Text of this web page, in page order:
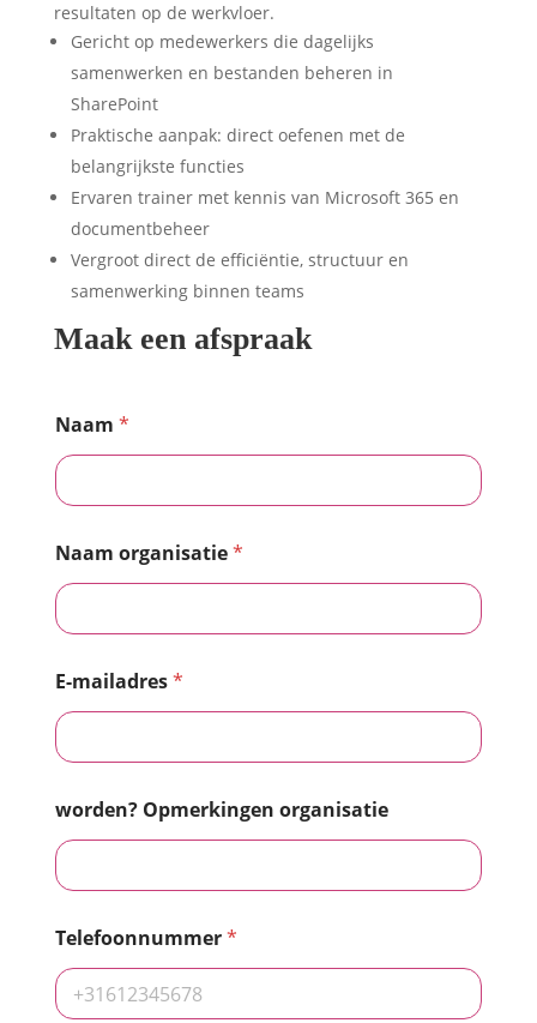
resultaten op de werkvloer.
Gericht op medewerkers die dagelijks
samenwerken en bestanden beheren in
SharePoint
Praktische aanpak: direct oefenen met de
belangrijkste functies
Ervaren trainer met kennis van Microsoft 365 en
documentbeheer
Vergroot direct de efficiëntie, structuur en
samenwerking binnen teams
Maak een afspraak
Naam *
Naam organisatie*
E-mailadres*
worden? Opmerkingen organisatie
Telefoonnummer*